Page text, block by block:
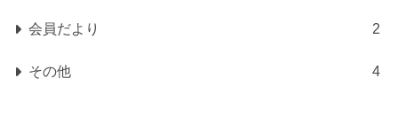
会員だより 2
その他 4